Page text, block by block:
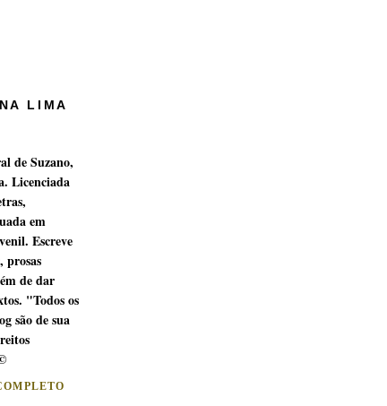
LIMA
de Suzano,
Licenciada
em
Escreve
prosas
de dar
"Todos os
são de sua